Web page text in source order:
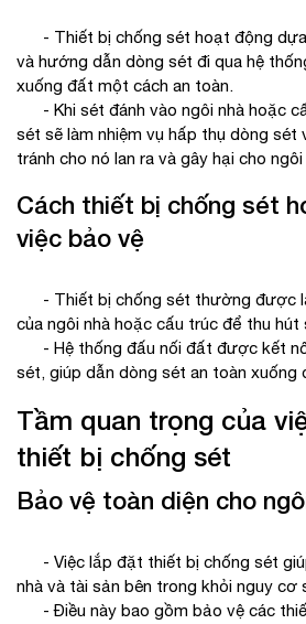
- Thiết bị chống sét hoạt động dựa
và hướng dẫn dòng sét đi qua hệ
xuống đất một cách an toàn.
- Khi sét đánh vào ngôi nhà hoặc
sét sẽ làm nhiệm vụ hấp thụ dòng sét
tránh cho nó lan ra và gây hại cho
Cách thiết bị chống sét
việc bảo vệ
- Thiết bị chống sét thường được
của ngôi nhà hoặc cấu trúc để thu hút
- Hệ thống đấu nối đất được kết
sét, giúp dẫn dòng sét an toàn xuống
Tầm quan trọng của
thiết bị chống sét
Bảo vệ toàn diện cho
- Việc lắp đặt thiết bị chống sét
nhà và tài sản bên trong khỏi nguy cơ
- Điều này bao gồm bảo vệ các